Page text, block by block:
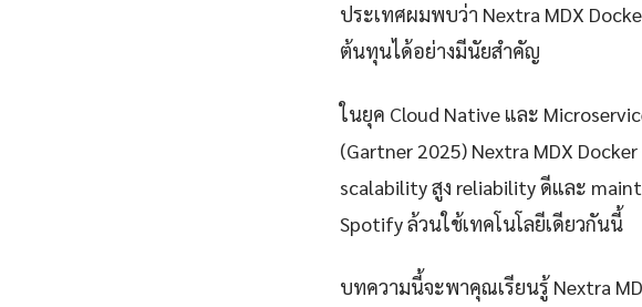
ประเทศผมพบว่า Nextra MDX
ต้นทุนได้อย่างมีนัยสำคัญ
ในยุค Cloud Native และ
(Gartner 2025) Nextra MDX
scalability สูง reliability ดีและ
Spotify ล้วนใช้เทคโนโลยีเดียวกันนี้
บทความนี้จะพาคุณเรียนรู้ Nextra